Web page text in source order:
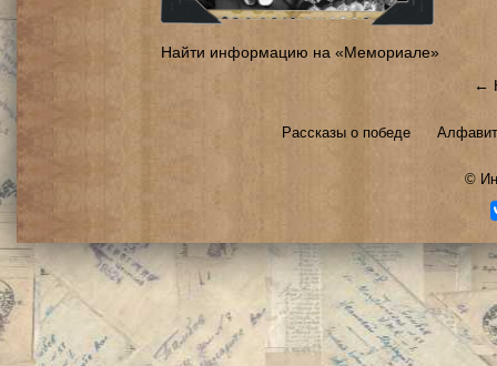
Найти информацию на «Мемориале»
←
Рассказы о победе
©